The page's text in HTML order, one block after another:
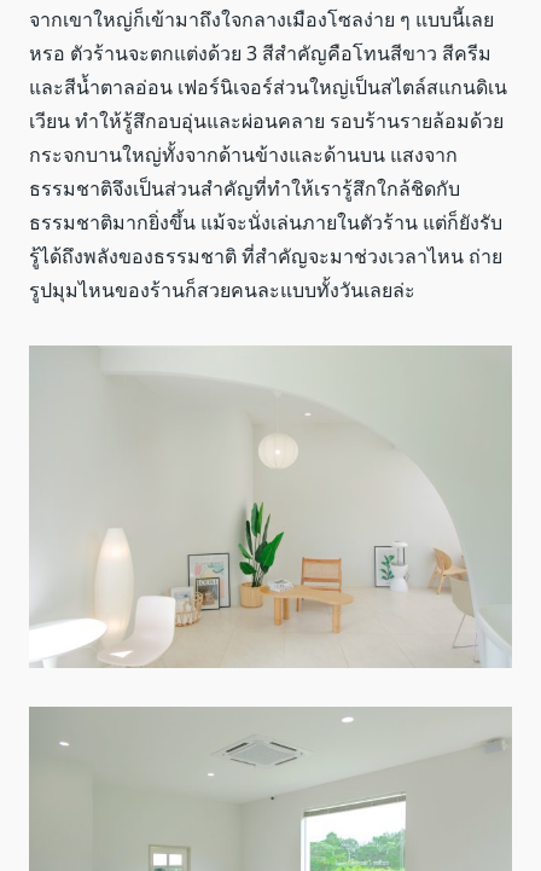
จากเขาใหญ่ก็เข้ามาถึงใจกลางเมืองโซลง่าย ๆ แบบนี้เลย
หรอ ตัวร้านจะตกแต่งด้วย 3 สีสำคัญคือโทนสีขาว สีครีม
และสีน้ำตาลอ่อน เฟอร์นิเจอร์ส่วนใหญ่เป็นสไตล์สแกนดิเน
เวียน ทำให้รู้สึกอบอุ่นและผ่อนคลาย รอบร้านรายล้อมด้วย
กระจกบานใหญ่ทั้งจากด้านข้างและด้านบน แสงจาก
ธรรมชาติจึงเป็นส่วนสำคัญที่ทำให้เรารู้สึกใกล้ชิดกับ
ธรรมชาติมากยิ่งขึ้น แม้จะนั่งเล่นภายในตัวร้าน แต่ก็ยังรับ
รู้ได้ถึงพลังของธรรมชาติ ที่สำคัญจะมาช่วงเวลาไหน ถ่าย
รูปมุมไหนของร้านก็สวยคนละแบบทั้งวันเลยล่ะ